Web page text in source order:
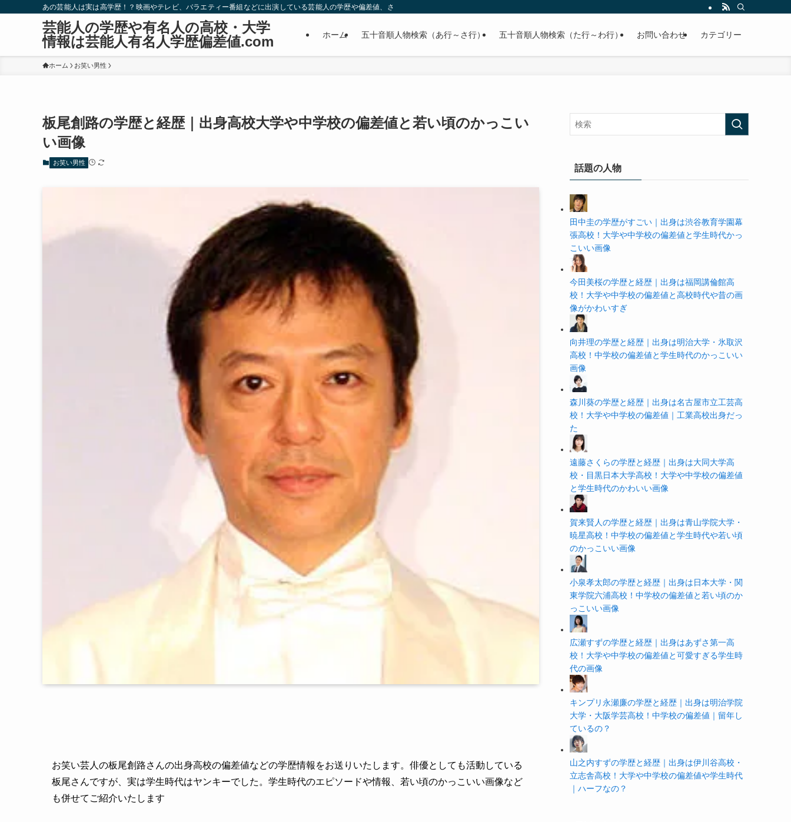
あの芸能人は実は高学歴！？映画やテレビ、バラエティー番組などに出演している芸能人の学歴や偏差値、さらに政治家やスポーツ選手などの有名人の学歴や高校・大学の偏差値まで紹介していきます。
芸能人の学歴や有名人の高校・大学
情報は芸能人有名人学歴偏差値.com
ホーム 五十音順人物検索（あ行～さ行） 五十音順人物検索（た行～わ行） お問い合わせ カテゴリー
ホーム お笑い男性
板尾創路の学歴と経歴｜出身高校大学や中学校の偏差値と若い頃のかっこい
い画像
お笑い男性
お笑い芸人の板尾創路さんの出身高校の偏差値などの学歴情報をお送りいたします。俳優としても活動している
板尾さんですが、実は学生時代はヤンキーでした。学生時代のエピソードや情報、若い頃のかっこいい画像など
も併せてご紹介いたします
話題の人物
田中圭の学歴がすごい｜出身は渋谷教育学園幕
張高校！大学や中学校の偏差値と学生時代かっ
こいい画像
今田美桜の学歴と経歴｜出身は福岡講倫館高
校！大学や中学校の偏差値と高校時代や昔の画
像がかわいすぎ
向井理の学歴と経歴｜出身は明治大学・氷取沢
高校！中学校の偏差値と学生時代のかっこいい
画像
森川葵の学歴と経歴｜出身は名古屋市立工芸高
校！大学や中学校の偏差値｜工業高校出身だっ
た
遠藤さくらの学歴と経歴｜出身は大同大学高
校・目黒日本大学高校！大学や中学校の偏差値
と学生時代のかわいい画像
賀来賢人の学歴と経歴｜出身は青山学院大学・
暁星高校！中学校の偏差値と学生時代や若い頃
のかっこいい画像
小泉孝太郎の学歴と経歴｜出身は日本大学・関
東学院六浦高校！中学校の偏差値と若い頃のか
っこいい画像
広瀬すずの学歴と経歴｜出身はあずさ第一高
校！大学や中学校の偏差値と可愛すぎる学生時
代の画像
キンプリ永瀬廉の学歴と経歴｜出身は明治学院
大学・大阪学芸高校！中学校の偏差値｜留年し
ているの？
山之内すずの学歴と経歴｜出身は伊川谷高校・
立志舎高校！大学や中学校の偏差値や学生時代
｜ハーフなの？